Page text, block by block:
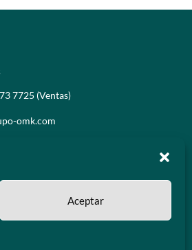
Aceptar
7725 (Ventas)
omk.com